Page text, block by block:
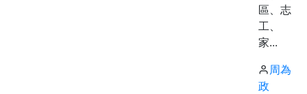
區、志
工、
家...
周為
政